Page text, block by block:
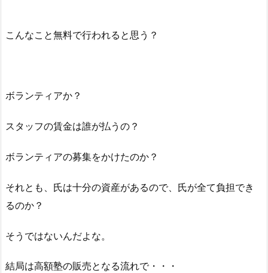
こんなこと無料で行われると思う？
ボランティアか？
スタッフの賃金は誰が払うの？
ボランティアの募集をかけたのか？
それとも、氏は十分の資産があるので、氏が全て負担でき
るのか？
そうではないんだよな。
結局は高額塾の販売となる流れで・・・